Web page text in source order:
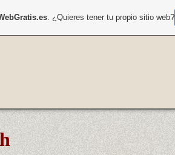
. ¿Quieres tener tu propio sitio web?